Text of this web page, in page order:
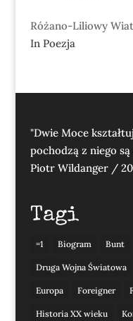
Różano-Liliowy
In Poezja
"Dwie Moce
pochodzą z niego
Piotr Wildanger /
Tagi
=1 Biogram Bunt
Druga Wojna Światowa
Europa Foreigner
Historia XX wieku